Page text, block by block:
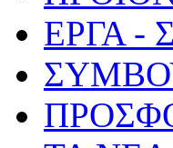
ΕΡΓΑ -